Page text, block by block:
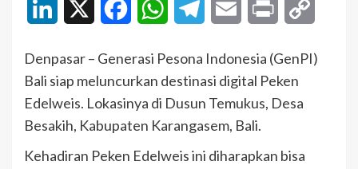
LinkedIn FacebookWhatsAppTelegramEmail Print
Denpasar – Generasi Pesona Indonesia (GenPI)
Bali siap meluncurkan destinasi digital Peken
Edelweis. Lokasinya di Dusun Temukus, Desa
Besakih, Kabupaten Karangasem, Bali.
Kehadiran Peken Edelweis ini diharapkan bisa